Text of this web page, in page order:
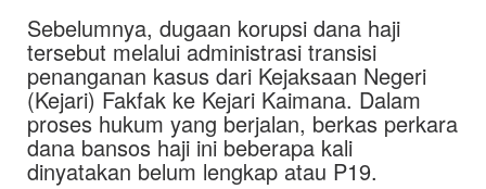
Sebelumnya, dugaan korupsi dana haji
tersebut melalui administrasi transisi
penanganan kasus dari Kejaksaan Negeri
(Kejari) Fakfak ke Kejari Kaimana. Dalam
proses hukum yang berjalan, berkas perkara
dana bansos haji ini beberapa kali
dinyatakan belum lengkap atau P19.